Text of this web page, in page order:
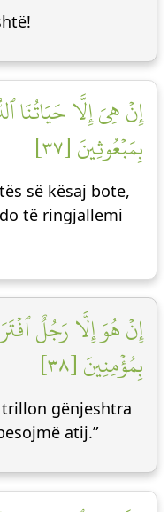
إِنۡ هِيَ إِلَّا حَيَاتُنَا
بِمَبۡعُوثِينَ [٣٧]
së kësaj bote,
të ringjallemi
إِنۡ هُوَ إِلَّا رَجُلٌ
بِمُؤۡمِنِينَ [٣٨]
gënjeshtra
atij.”